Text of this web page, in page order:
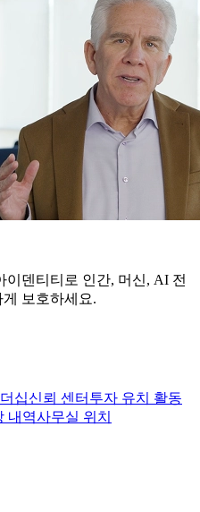
덴티티로 인간, 머신, AI 전
보호하세요.
십신뢰 센터 투자 유치 활동
내역사무실 위치